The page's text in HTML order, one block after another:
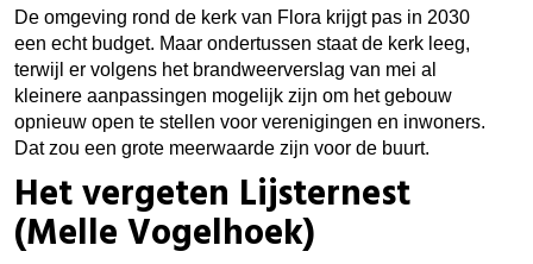
De omgeving rond de kerk van Flora krijgt pas in 2030
een echt budget. Maar ondertussen staat de kerk leeg,
terwijl er volgens het brandweerverslag van mei al
kleinere aanpassingen mogelijk zijn om het gebouw
opnieuw open te stellen voor verenigingen en inwoners.
Dat zou een grote meerwaarde zijn voor de buurt.
Het vergeten Lijsternest
(Melle Vogelhoek)